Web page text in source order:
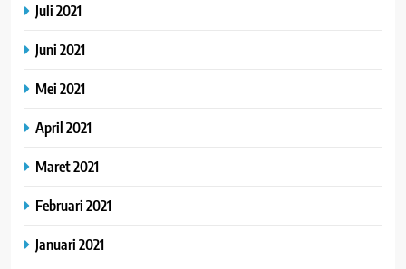
Juli 2021
Juni 2021
Mei 2021
April 2021
Maret 2021
Februari 2021
Januari 2021